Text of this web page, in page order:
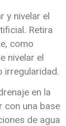
y nivelar el
Retira
como
nivelar el
irregularidad.
en la
con una base
de agua